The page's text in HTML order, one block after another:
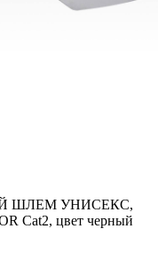
ШЛЕМ УНИСЕКС,
Cat2, цвет черный